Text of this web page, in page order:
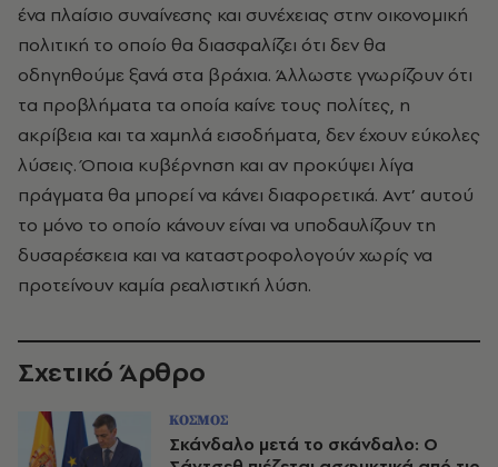
ένα πλαίσιο συναίνεσης και συνέχειας στην οικονομική
πολιτική το οποίο θα διασφαλίζει ότι δεν θα
οδηγηθούμε ξανά στα βράχια. Άλλωστε γνωρίζουν ότι
τα προβλήματα τα οποία καίνε τους πολίτες, η
ακρίβεια και τα χαμηλά εισοδήματα, δεν έχουν εύκολες
λύσεις. Όποια κυβέρνηση και αν προκύψει λίγα
πράγματα θα μπορεί να κάνει διαφορετικά. Αντ’ αυτού
το μόνο το οποίο κάνουν είναι να υποδαυλίζουν τη
δυσαρέσκεια και να καταστροφολογούν χωρίς να
προτείνουν καμία ρεαλιστική λύση.
Σχετικό Άρθρο
ΚΟΣΜΟΣ
Σκάνδαλο μετά το σκάνδαλο: Ο